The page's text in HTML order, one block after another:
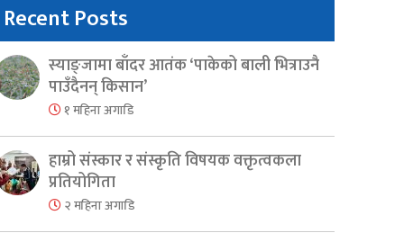
Recent Posts
स्याङ्जामा बाँदर आतंक ‘पाकेको बाली भित्राउनै
पाउँदैनन् किसान’
१ महिना अगाडि
हाम्रो संस्कार र संस्कृति विषयक वक्तृत्वकला
प्रतियोगिता
२ महिना अगाडि